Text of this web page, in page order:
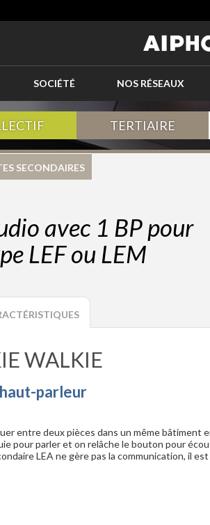
SOCIÉTÉ NOS RÉSEAUX
TERTIAIRE
SECONDAIRES
avec 1 BP pour
LEF ou LEM
WALKIE
parleur
entre deux pièces dans un même bâtiment
pour parler et on relâche le bouton pour
LEA ne gère pas la communication, il